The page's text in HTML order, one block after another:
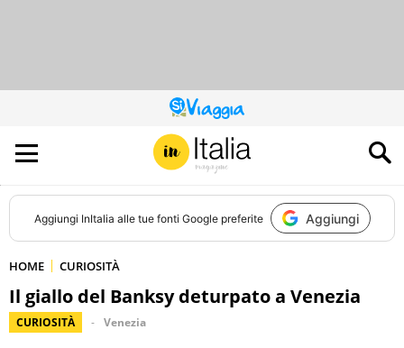
QUESTO
SITO
CONTRIBUISCE
ALL’AUDIENCE
DI
Aggiungi InItalia alle tue fonti Google preferite Aggiungi
HOME CURIOSITÀ
Il giallo del Banksy deturpato a Venezia
CURIOSITÀ Venezia